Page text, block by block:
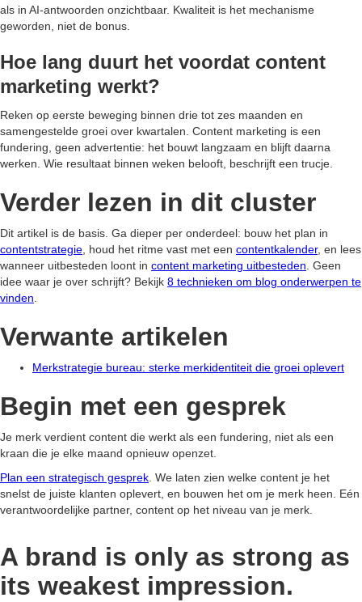
als in AI-antwoorden onzichtbaar. Kwaliteit is het mechanisme
geworden, niet de bonus.
Hoe lang duurt het voordat content
marketing werkt?
Reken op eerste beweging binnen drie tot zes maanden en
samengestelde groei over kwartalen. Content marketing is een
fundering, geen advertentie: het bouwt langzaam en blijft daarna
werken. Wie resultaat binnen weken belooft, beschrijft een trucje.
Verder lezen in dit cluster
Dit artikel is de basis. Ga dieper per onderdeel: bouw het plan in
contentstrategie, houd het ritme vast met een contentkalender, en lees
wanneer uitbesteden loont in content marketing uitbesteden. Geen
idee waar je over schrijft? Bekijk 8 technieken om blog onderwerpen te
vinden.
Verwante artikelen
Merkstrategie bureau: sterke merkidentiteit die groei oplevert
Begin met een gesprek
Je merk verdient content die werkt als een fundering, niet als een
kraan die je elke maand opnieuw openzet.
Plan een strategisch gesprek. We laten zien welke content je het
snelst de juiste klanten oplevert, en bouwen het om je merk heen. Eén
verantwoordelijke partner, content op het niveau van je merk.
A brand is only as strong as
its weakest impression.